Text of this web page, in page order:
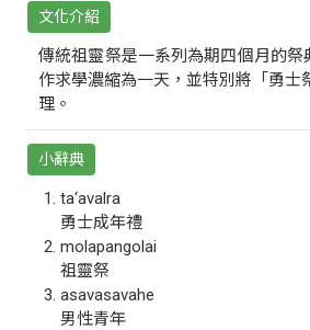
文化介紹
傳統祖靈祭是一系列為期四個月的祭
作求學濃縮為一天，並特別將「勇士
理。
小辭典
ta‘avalra
勇士成年禮
molapangolai
祖靈祭
asavasavahe
男性青年